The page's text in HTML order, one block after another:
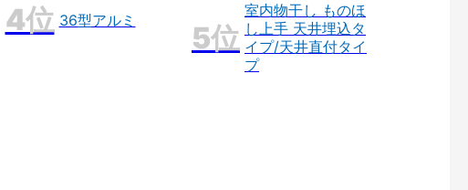
36型アルミ
室内物干し ものほ
し上手 天井埋込タ
イプ/天井直付タイ
プ